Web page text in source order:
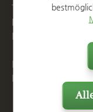
T
+49 2623 887 0
F
+49 2623 887
E
Mo. - Do. 07:15 -
Fr. bis 14:00 Uhr